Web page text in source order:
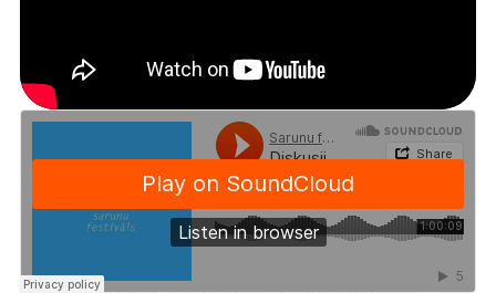
Festivāls
Programma
Arhīvs
Viņi bija LAMPĀ 2026